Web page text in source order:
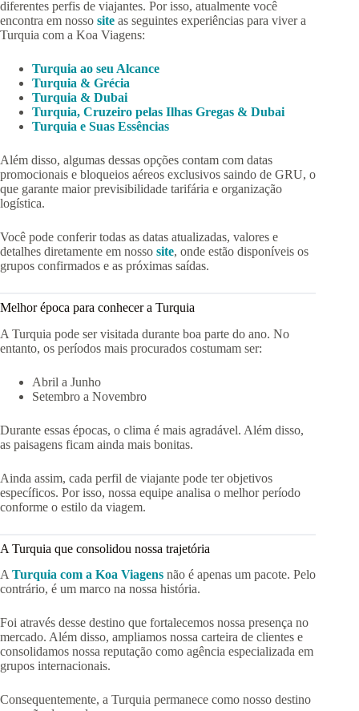
diferentes perfis de viajantes. Por isso, atualmente você
encontra em nosso site as seguintes experiências para viver a
Turquia com a Koa Viagens:
Turquia ao seu Alcance
Turquia & Grécia
Turquia & Dubai
Turquia, Cruzeiro pelas Ilhas Gregas & Dubai
Turquia e Suas Essências
Além disso, algumas dessas opções contam com datas
promocionais e bloqueios aéreos exclusivos saindo de GRU, o
que garante maior previsibilidade tarifária e organização
logística.
Você pode conferir todas as datas atualizadas, valores e
detalhes diretamente em nosso site, onde estão disponíveis os
grupos confirmados e as próximas saídas.
Melhor época para conhecer a Turquia
A Turquia pode ser visitada durante boa parte do ano. No
entanto, os períodos mais procurados costumam ser:
Abril a Junho
Setembro a Novembro
Durante essas épocas, o clima é mais agradável. Além disso,
as paisagens ficam ainda mais bonitas.
Ainda assim, cada perfil de viajante pode ter objetivos
específicos. Por isso, nossa equipe analisa o melhor período
conforme o estilo da viagem.
A Turquia que consolidou nossa trajetória
ATurquia com a Koa Viagens não é apenas um pacote. Pelo
contrário, é um marco na nossa história.
Foi através desse destino que fortalecemos nossa presença no
mercado. Além disso, ampliamos nossa carteira de clientes e
consolidamos nossa reputação como agência especializada em
grupos internacionais.
Consequentemente, a Turquia permanece como nosso destino